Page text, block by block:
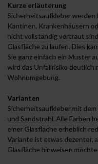
Kurze erläuterung
Sicherheitsaufkleber werden
Kantinen, Krankenhäusern
nicht vollständig vertraut
Glasfläche zu laufen. Dies
Sie ganz einfach ein Muster
wird das Unfallrisiko deutlich
Wohnumgebung.
Varianten
Sicherheitsaufkleber mit
und Sandstrahl. Alle Farben
einer Glasfläche erheblich
Variante ist etwas dezenter,
Glasfläche hinweisen